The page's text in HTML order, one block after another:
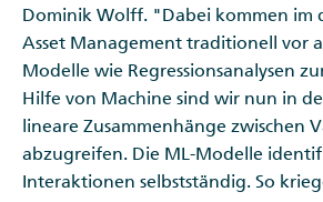
Dominik Wolff. "Dabei kommen im
Asset Management traditionell vor
Modelle wie Regressionsanalysen
Hilfe von Machine sind wir nun in
lineare Zusammenhänge zwischen
abzugreifen. Die ML-Modelle
Interaktionen selbstständig. So